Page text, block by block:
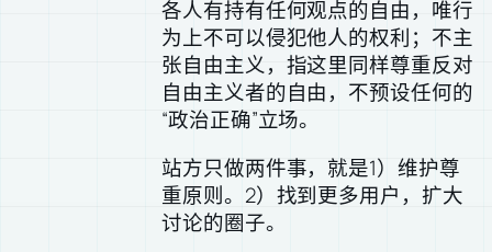
各人有持有任何观点的自由，唯行
为上不可以侵犯他人的权利；不主
张自由主义，指这里同样尊重反对
自由主义者的自由，不预设任何的
“政治正确”立场。
站方只做两件事，就是1）维护尊
重原则。2）找到更多用户，扩大
讨论的圈子。